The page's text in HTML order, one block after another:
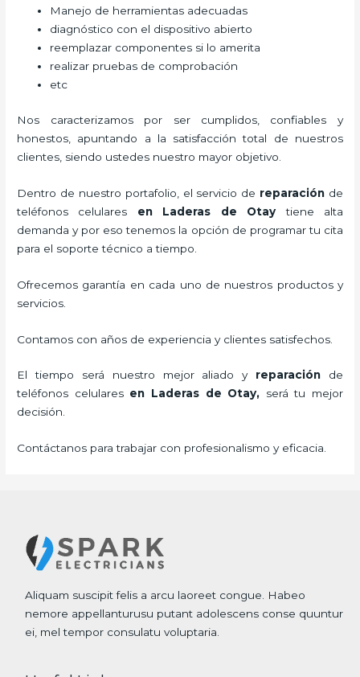
Manejo de herramientas adecuadas
diagnóstico con el dispositivo abierto
reemplazar componentes si lo amerita
realizar pruebas de comprobación
etc
Nos caracterizamos por ser cumplidos, confiables y
honestos, apuntando a la satisfacción total de nuestros
clientes, siendo ustedes nuestro mayor objetivo.
Dentro de nuestro portafolio, el servicio de reparación de
teléfonos celulares
en Laderas de Otay tiene alta
demanda y por eso tenemos la opción de programar tu cita
para el soporte técnico a tiempo.
Ofrecemos garantía en cada uno de nuestros productos y
servicios.
Contamos con años de experiencia y clientes satisfechos.
El tiempo será nuestro mejor aliado y reparación de
teléfonos celularesen Laderas de Otay, será tu mejor
decisión.
Contáctanos para trabajar con profesionalismo y eficacia.
Aliquam suscipit felis a arcu laoreet congue. Habeo
nemore appellanturusu putant adolescens conse quuntur
ei, mel tempor consulatu voluptaria.